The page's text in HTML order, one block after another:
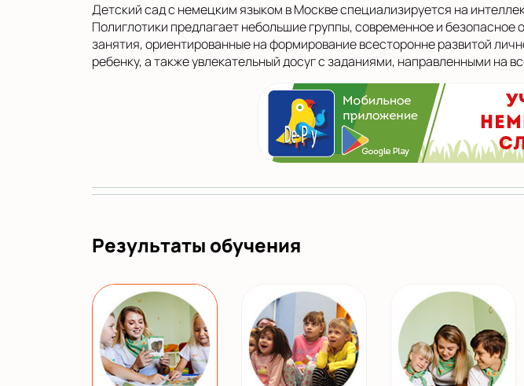
Детский сад с немецким языком в Москве специализируется на
Полиглотики предлагает небольшие группы, современное и
занятия, ориентированные на формирование всесторонне развитой
ребенку, а также увлекательный досуг с заданиями, направленными на
Результаты обучения